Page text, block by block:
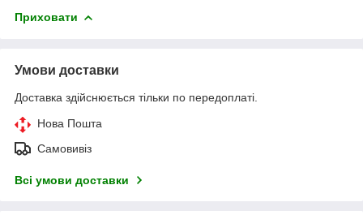
Приховати
Умови доставки
Доставка здійснюється тільки по передоплаті.
Нова Пошта
Самовивіз
Всі умови доставки